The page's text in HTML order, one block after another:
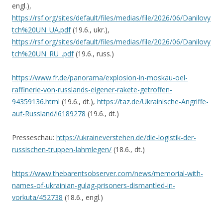
engl.),
https://rsf.org/sites/default/files/medias/file/2026/06/Danilovy
tch%20UN_UA.pdf(19.6., ukr.),
https://rsf.org/sites/default/files/medias/file/2026/06/Danilovy
tch%20UN_RU_.pdf(19.6., russ.)
https://www.fr.de/panorama/explosion-in-moskau-oel-
raffinerie-von-russlands-eigener-rakete-getroffen-
94359136.html (19.6., dt.), https://taz.de/Ukrainische-Angriffe-
auf-Russland/!6189278 (19.6., dt.)
Presseschau: https://ukraineverstehen.de/die-logistik-der-
russischen-truppen-lahmlegen/ (18.6., dt.)
https://www.thebarentsobserver.com/news/memorial-with-
names-of-ukrainian-gulag-prisoners-dismantled-in-
vorkuta/452738 (18.6., engl.)